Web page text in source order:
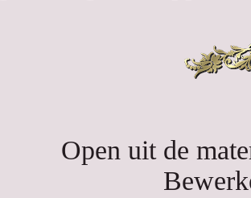
Open uit de